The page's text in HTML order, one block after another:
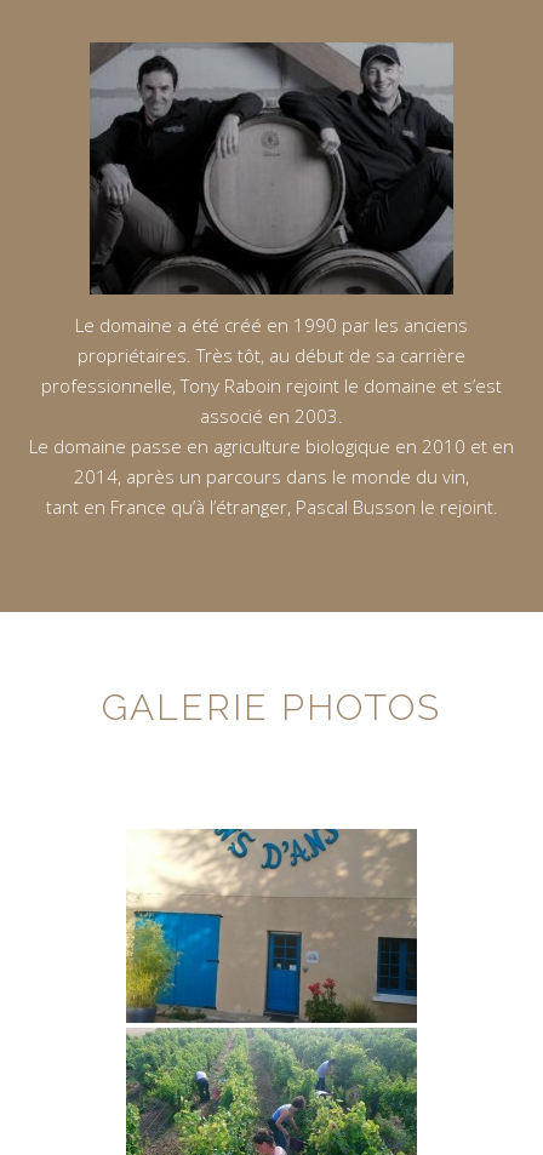
Le domaine a été créé en 1990 par les anciens
propriétaires. Très tôt, au début de sa carrière
professionnelle, Tony Raboin rejoint le domaine et s’est
associé en 2003.
Le domaine passe en agriculture biologique en 2010 et en
2014, après un parcours dans le monde du vin,
tant en France qu’à l’étranger, Pascal Busson le rejoint.
GALERIE PHOTOS